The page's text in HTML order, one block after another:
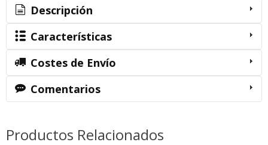
Descripción
Características
Costes de Envío
Comentarios
Productos Relacionados